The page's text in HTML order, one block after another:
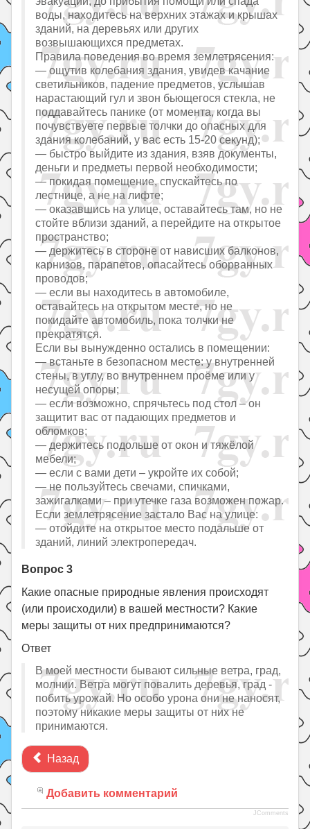
воды, находитесь на верхних этажах и крышах
зданий, на деревьях или других
возвышающихся предметах.
Правила поведения во время землетрясения:
— ощутив колебания здания, увидев качание
светильников, падение предметов, услышав
нарастающий гул и звон бьющегося стекла, не
поддавайтесь панике (от момента, когда вы
почувствуете первые толчки до опасных для
здания колебаний, у вас есть 15-20 секунд);
— быстро выйдите из здания, взяв документы,
деньги и предметы первой необходимости;
— покидая помещение, спускайтесь по
лестнице, а не на лифте;
— оказавшись на улице, оставайтесь там, но не
стойте вблизи зданий, а перейдите на открытое
пространство;
— держитесь в стороне от нависших балконов,
карнизов, парапетов, опасайтесь оборванных
проводов;
— если вы находитесь в автомобиле,
оставайтесь на открытом месте, но не
покидайте автомобиль, пока толчки не
прекратятся.
Если вы вынужденно остались в помещении:
— встаньте в безопасном месте: у внутренней
стены, в углу, во внутреннем проёме или у
несущей опоры;
— если возможно, спрячьтесь под стол – он
защитит вас от падающих предметов и
обломков;
— держитесь подольше от окон и тяжёлой
мебели;
— если с вами дети – укройте их собой;
— не пользуйтесь свечами, спичками,
зажигалками – при утечке газа возможен пожар.
Если землетрясение застало Вас на улице:
— отойдите на открытое место подальше от
зданий, линий электропередач.
Вопрос 3
Какие опасные природные явления происходят
(или происходили) в вашей местности? Какие
меры защиты от них предпринимаются?
Ответ
В моей местности бывают сильные ветра, град,
молнии. Ветра могут повалить деревья, град -
побить урожай. Но особо урона они не наносят,
поэтому никакие меры защиты от них не
принимаются.
Назад
Добавить комментарий
JComments